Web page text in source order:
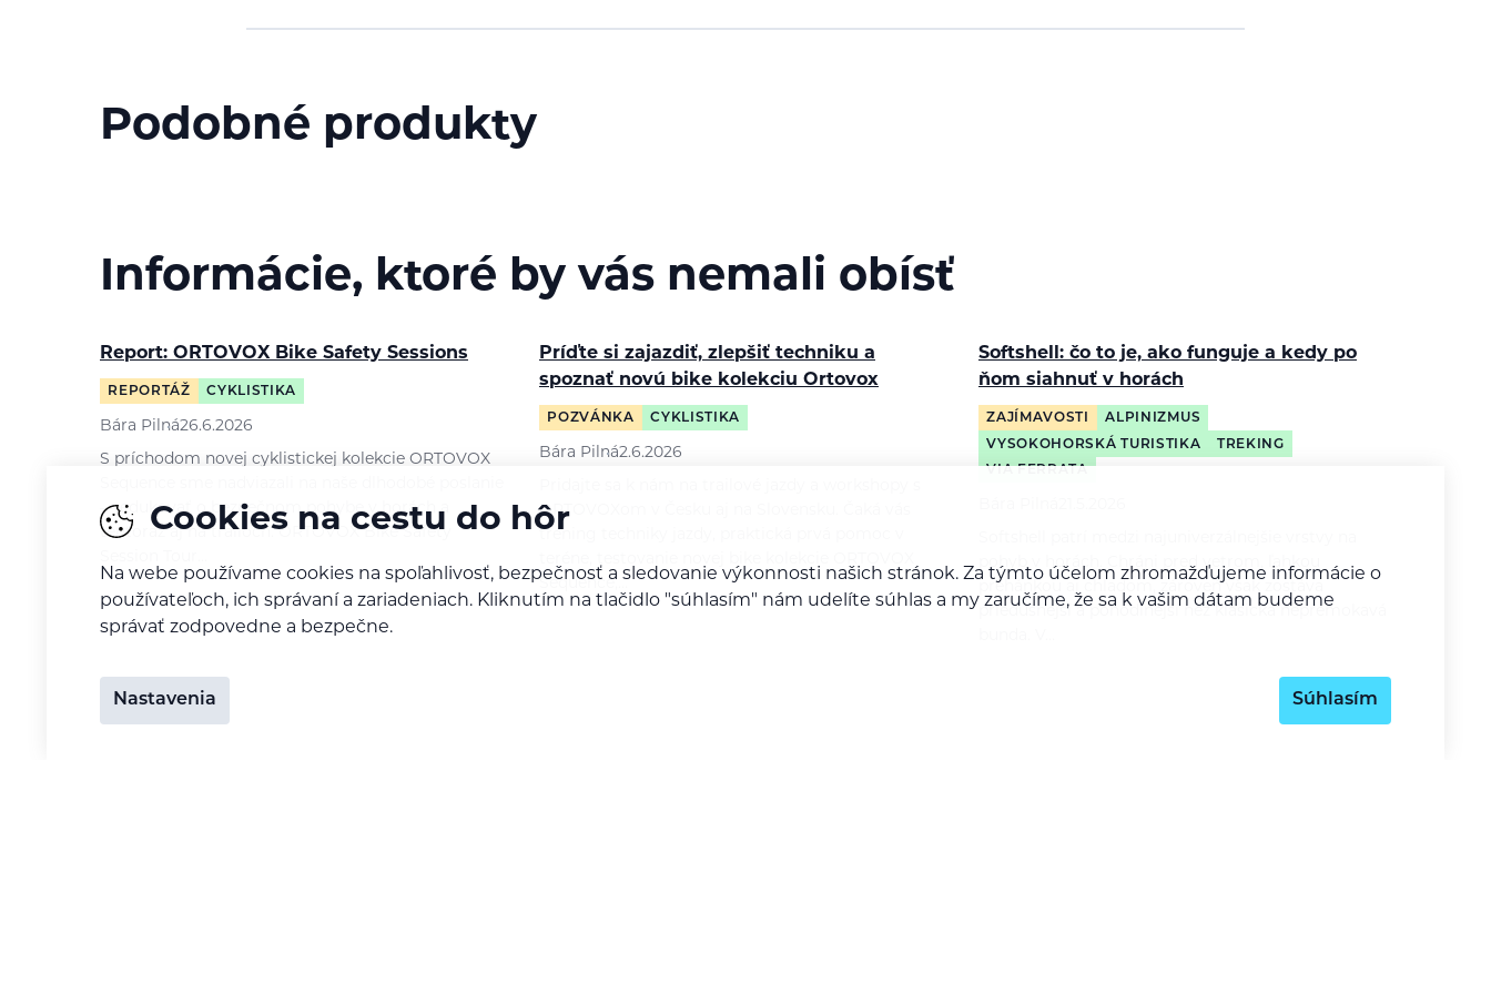
Podobné produkty
Informácie, ktoré by vás nemali obísť
Report: ORTOVOX Bike Safety Sessions
REPORTÁŽ CYKLISTIKA
Bára Pilná26.6.2026
S príchodom novej cyklistickej kolekcie ORTOVOX
— edukovať o bezpečnom pohybe v horách a
tentoraz aj na trailoch. ORTOVOX Bike Safety
Príďte si zajazdiť, zlepšiť techniku a
spoznať novú bike kolekciu Ortovox
POZVÁNKA CYKLISTIKA
Bára Pilná2.6.2026
ORTOVOXom v Česku aj na Slovensku. Čaká vás
Sequence,…
Softshell: čo to je, ako funguje a kedy po
ňom siahnuť v horách
ZAJÍMAVOSTI
ALPINIZMUS
VYSOKOHORSKÁ TURISTIKA
TREKING
pohyb v horách. Chráni pred vetrom, ľahkou
prehánkou aj chladom, zároveň však zostáva
priedušnejší a pohodlnejší než klasická nepremokavá
Cookies na cestu do hôr
Na webe používame cookies na spoľahlivosť, bezpečnosť a sledovanie výkonnosti našich stránok. Za týmto účelom zhromažďujeme informácie o
používateľoch, ich správaní a zariadeniach. Kliknutím na tlačidlo "súhlasím" nám udelíte súhlas a my zaručíme, že sa k vašim dátam budeme
správať zodpovedne a bezpečne.
Nastavenia Súhlasím